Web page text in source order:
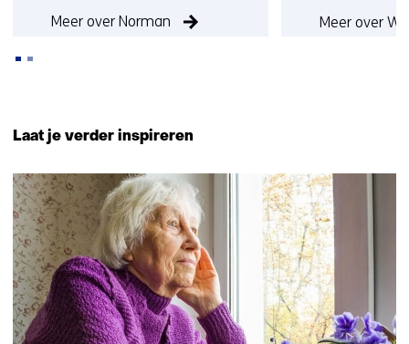
Meer over Norman Meer over
(Neem
contact
met
op)
Laat je verder inspireren
resultaten,
1
t/m
4